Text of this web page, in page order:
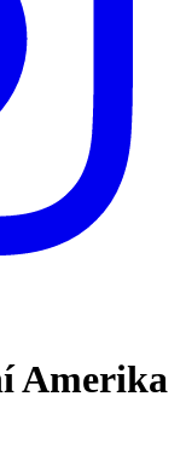
Amerika